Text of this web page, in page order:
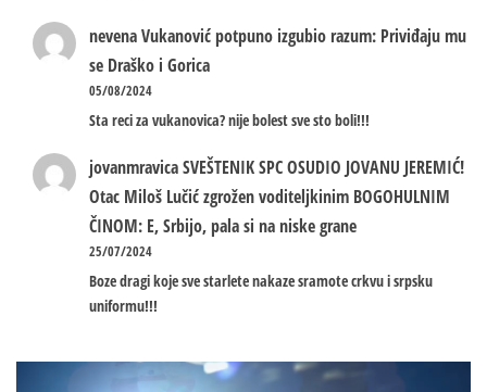
nevenaVukanović potpuno izgubio razum: Priviđaju mu
se Draško i Gorica
05/08/2024
Sta reci za vukanovica? nije bolest sve sto boli!!!
jovanmravicaSVEŠTENIK SPC OSUDIO JOVANU JEREMIĆ!
Otac Miloš Lučić zgrožen voditeljkinim BOGOHULNIM
ČINOM: E, Srbijo, pala si na niske grane
25/07/2024
Boze dragi koje sve starlete nakaze sramote crkvu i srpsku
uniformu!!!